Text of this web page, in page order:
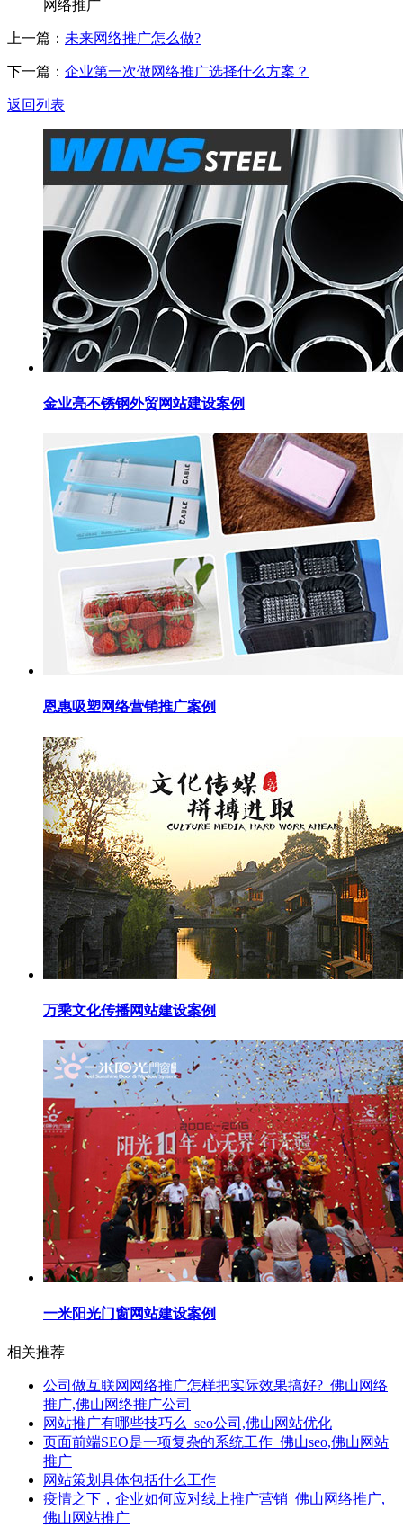
网络推广
上一篇： 未来网络推广怎么做?
下一篇： 企业第一次做网络推广选择什么方案？
返回列表
金业亮不锈钢外贸网站建设案例
恩惠吸塑网络营销推广案例
万乘文化传播网站建设案例
一米阳光门窗网站建设案例
相关推荐
公司做互联网网络推广怎样把实际效果搞好?_佛山网络
推广,佛山网络推广公司
网站推广有哪些技巧么_seo公司,佛山网站优化
页面前端SEO是一项复杂的系统工作_佛山seo,佛山网站
推广
网站策划具体包括什么工作
疫情之下，企业如何应对线上推广营销_佛山网络推广,
佛山网站推广